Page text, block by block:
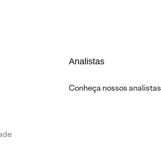
Analistas
Conheça nossos analistas